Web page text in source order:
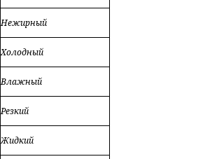
Нежирный
Холодный
Влажный
Резкий
Жидкий